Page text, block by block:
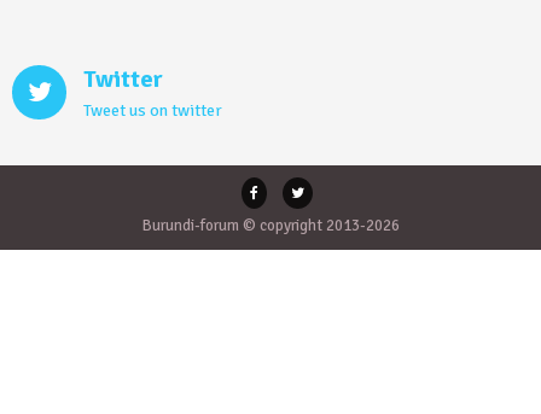
Twitter
Tweet us on twitter
Burundi-forum © copyright 2013-2026